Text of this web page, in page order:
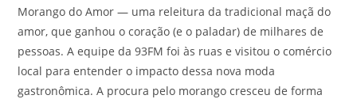
Morango do Amor — uma releitura da tradicional maçã do
amor, que ganhou o coração (e o paladar) de milhares de
pessoas. A equipe da 93FM foi às ruas e visitou o comércio
local para entender o impacto dessa nova moda
gastronômica. A procura pelo morango cresceu de forma